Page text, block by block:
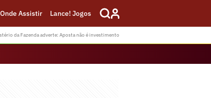
Onde Assistir Lance! Jogos
da Fazenda adverte: Aposta não é investimento